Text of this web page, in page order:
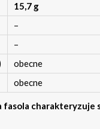
15,7 g
–
–
obecne
obecne
fasola charakteryzuje